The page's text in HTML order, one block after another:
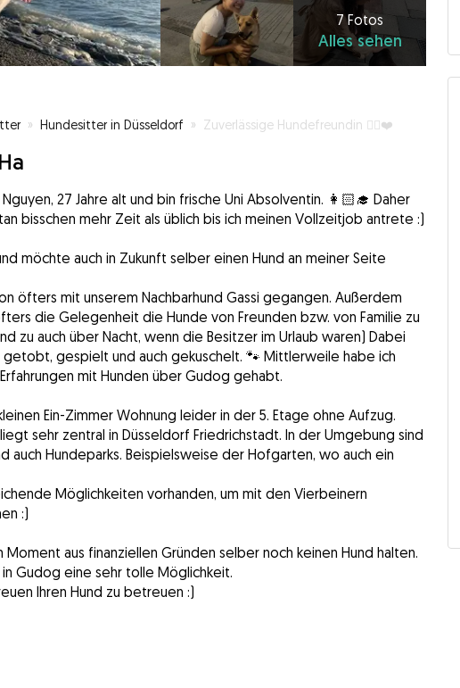
7 Fotos
Alles sehen
» Hundesitter in Düsseldorf » Zuverlässige Hundefreundin 🐕‍🦺❤️
27 Jahre alt und bin frische Uni Absolventin. 👩🏻‍🎓 Daher
bisschen mehr Zeit als üblich bis ich meinen Vollzeitjob antrete :)
möchte auch in Zukunft selber einen Hund an meiner Seite
öfters mit unserem Nachbarhund Gassi gegangen. Außerdem
die Gelegenheit die Hunde von Freunden bzw. von Familie zu
zu auch über Nacht, wenn die Besitzer im Urlaub waren) Dabei
gespielt und auch gekuschelt. 🐾 Mittlerweile habe ich
mit Hunden über Gudog gehabt.
Ein-Zimmer Wohnung leider in der 5. Etage ohne Aufzug.
sehr zentral in Düsseldorf Friedrichstadt. In der Umgebung sind
auch Hundeparks. Beispielsweise der Hofgarten, wo auch ein
Möglichkeiten vorhanden, um mit den Vierbeinern
:)
Moment aus finanziellen Gründen selber noch keinen Hund halten.
in Gudog eine sehr tolle Möglichkeit.
Ihren Hund zu betreuen :)